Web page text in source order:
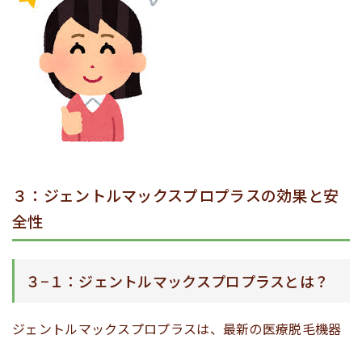
３：ジェントルマックスプロプラスの効果と安
全性
３−１：ジェントルマックスプロプラスとは？
ジェントルマックスプロプラスは、最新の医療脱毛機器